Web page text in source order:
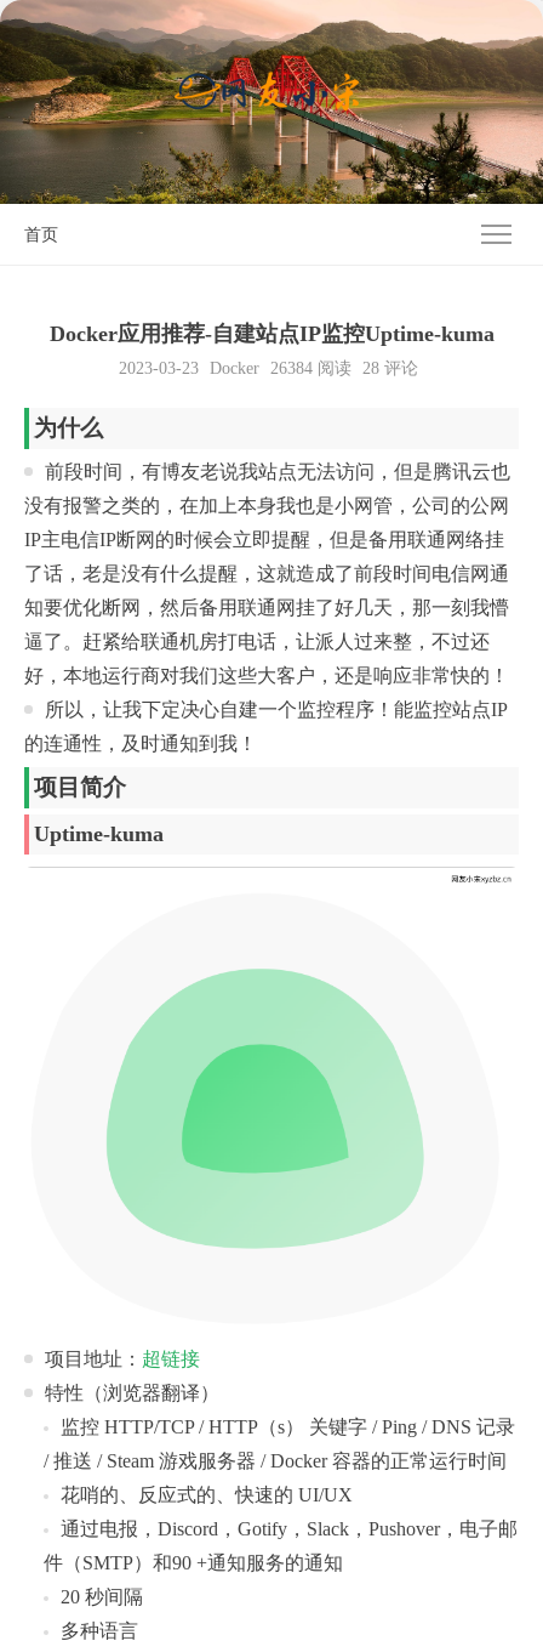
首页
Docker应用推荐-自建站点IP监控Uptime-kuma
2023-03-23 Docker 26384 阅读 28 评论
为什么
前段时间，有博友老说我站点无法访问，但是腾讯云也
没有报警之类的，在加上本身我也是小网管，公司的公网
IP主电信IP断网的时候会立即提醒，但是备用联通网络挂
了话，老是没有什么提醒，这就造成了前段时间电信网通
知要优化断网，然后备用联通网挂了好几天，那一刻我懵
逼了。赶紧给联通机房打电话，让派人过来整，不过还
好，本地运行商对我们这些大客户，还是响应非常快的！
所以，让我下定决心自建一个监控程序！能监控站点IP
的连通性，及时通知到我！
项目简介
Uptime-kuma
项目地址： 超链接
特性（浏览器翻译）
监控 HTTP/TCP / HTTP（s） 关键字 / Ping / DNS 记录
/ 推送 / Steam 游戏服务器 / Docker 容器的正常运行时间
花哨的、反应式的、快速的 UI/UX
通过电报，Discord，Gotify，Slack，Pushover，电子邮
件（SMTP）和90 +通知服务的通知
20 秒间隔
多种语言